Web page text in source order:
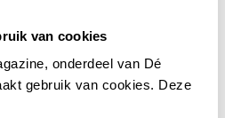
van cookies
onderdeel van Dé
gebruik van cookies. Deze